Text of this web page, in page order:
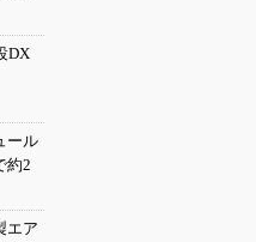
DX
ール
約2
エア